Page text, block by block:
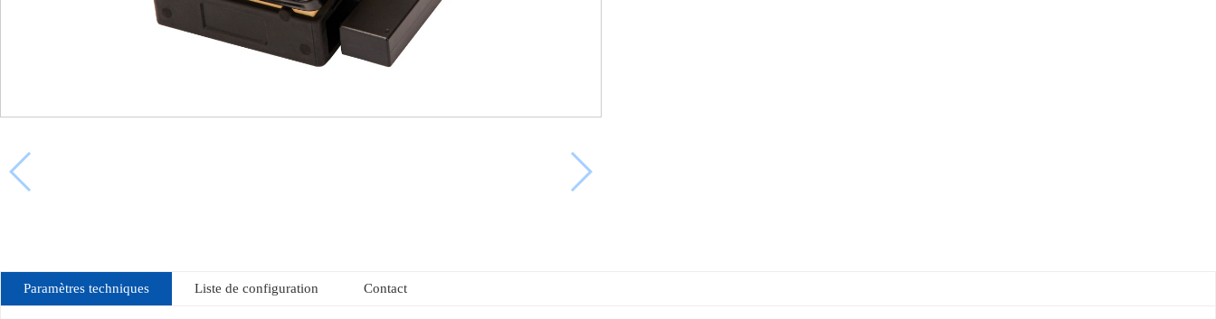
Paramètres techniques Liste de configuration Contact